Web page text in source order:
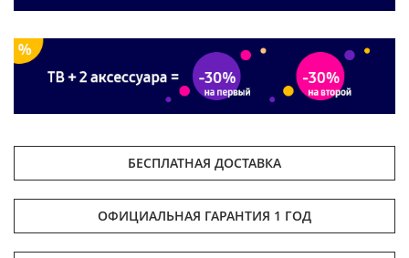
БЕСПЛАТНАЯ ДОСТАВКА
ОФИЦИАЛЬНАЯ ГАРАНТИЯ 1 ГОД